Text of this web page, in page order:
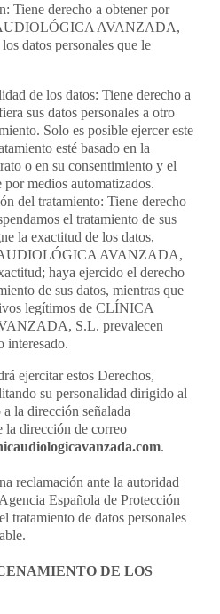
Tiene derecho a obtener por
AVANZADA,
datos personales que le
de los datos: Tiene derecho a
sus datos personales a otro
Solo es posible ejercer este
esté basado en la
o en su consentimiento y el
por medios automatizados.
del tratamiento: Tiene derecho
el tratamiento de sus
la exactitud de los datos,
AVANZADA,
haya ejercido el derecho
de sus datos, mientras que
legítimos de CLÍNICA
S.L. prevalecen
interesado.
ejercitar estos Derechos,
su personalidad dirigido al
la dirección señalada
la dirección de correo
.
reclamación ante la autoridad
Española de Protección
tratamiento de datos personales
DE LOS